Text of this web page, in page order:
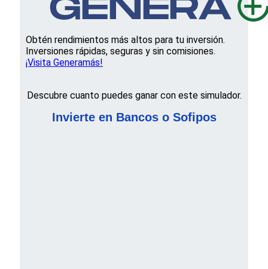
Obtén rendimientos más altos para tu inversión.
Inversiones rápidas, seguras y sin comisiones.
¡Visita Generamás!
Descubre cuanto puedes ganar con este simulador.
Invierte en Bancos o Sofipos